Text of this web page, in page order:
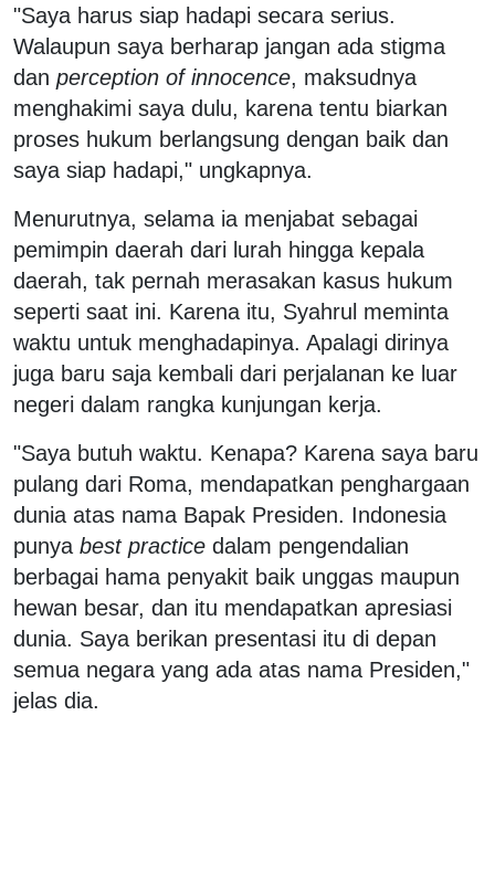
"Saya harus siap hadapi secara serius.
Walaupun saya berharap jangan ada stigma
dan perception of innocence, maksudnya
menghakimi saya dulu, karena tentu biarkan
proses hukum berlangsung dengan baik dan
saya siap hadapi," ungkapnya.
Menurutnya, selama ia menjabat sebagai
pemimpin daerah dari lurah hingga kepala
daerah, tak pernah merasakan kasus hukum
seperti saat ini. Karena itu, Syahrul meminta
waktu untuk menghadapinya. Apalagi dirinya
juga baru saja kembali dari perjalanan ke luar
negeri dalam rangka kunjungan kerja.
"Saya butuh waktu. Kenapa? Karena saya baru
pulang dari Roma, mendapatkan penghargaan
dunia atas nama Bapak Presiden. Indonesia
punya best practice dalam pengendalian
berbagai hama penyakit baik unggas maupun
hewan besar, dan itu mendapatkan apresiasi
dunia. Saya berikan presentasi itu di depan
semua negara yang ada atas nama Presiden,"
jelas dia.